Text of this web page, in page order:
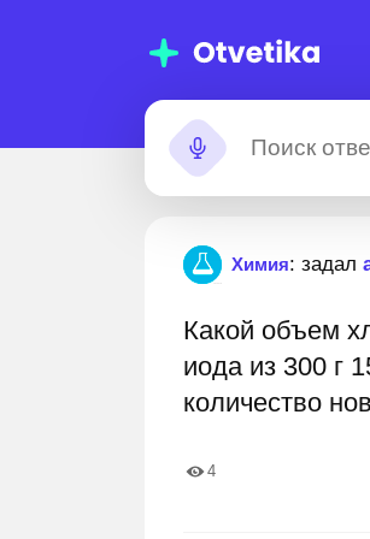
Химия: задал
Какой объем
иода из 300 г
количество
4